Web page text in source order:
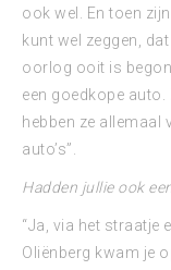
ook wel. En toen
kunt wel zeggen,
oorlog ooit is
een goedkope auto.
hebben ze allemaal
auto’s”.
Hadden jullie ook
“Ja, via het straatje
Oliënberg kwam je